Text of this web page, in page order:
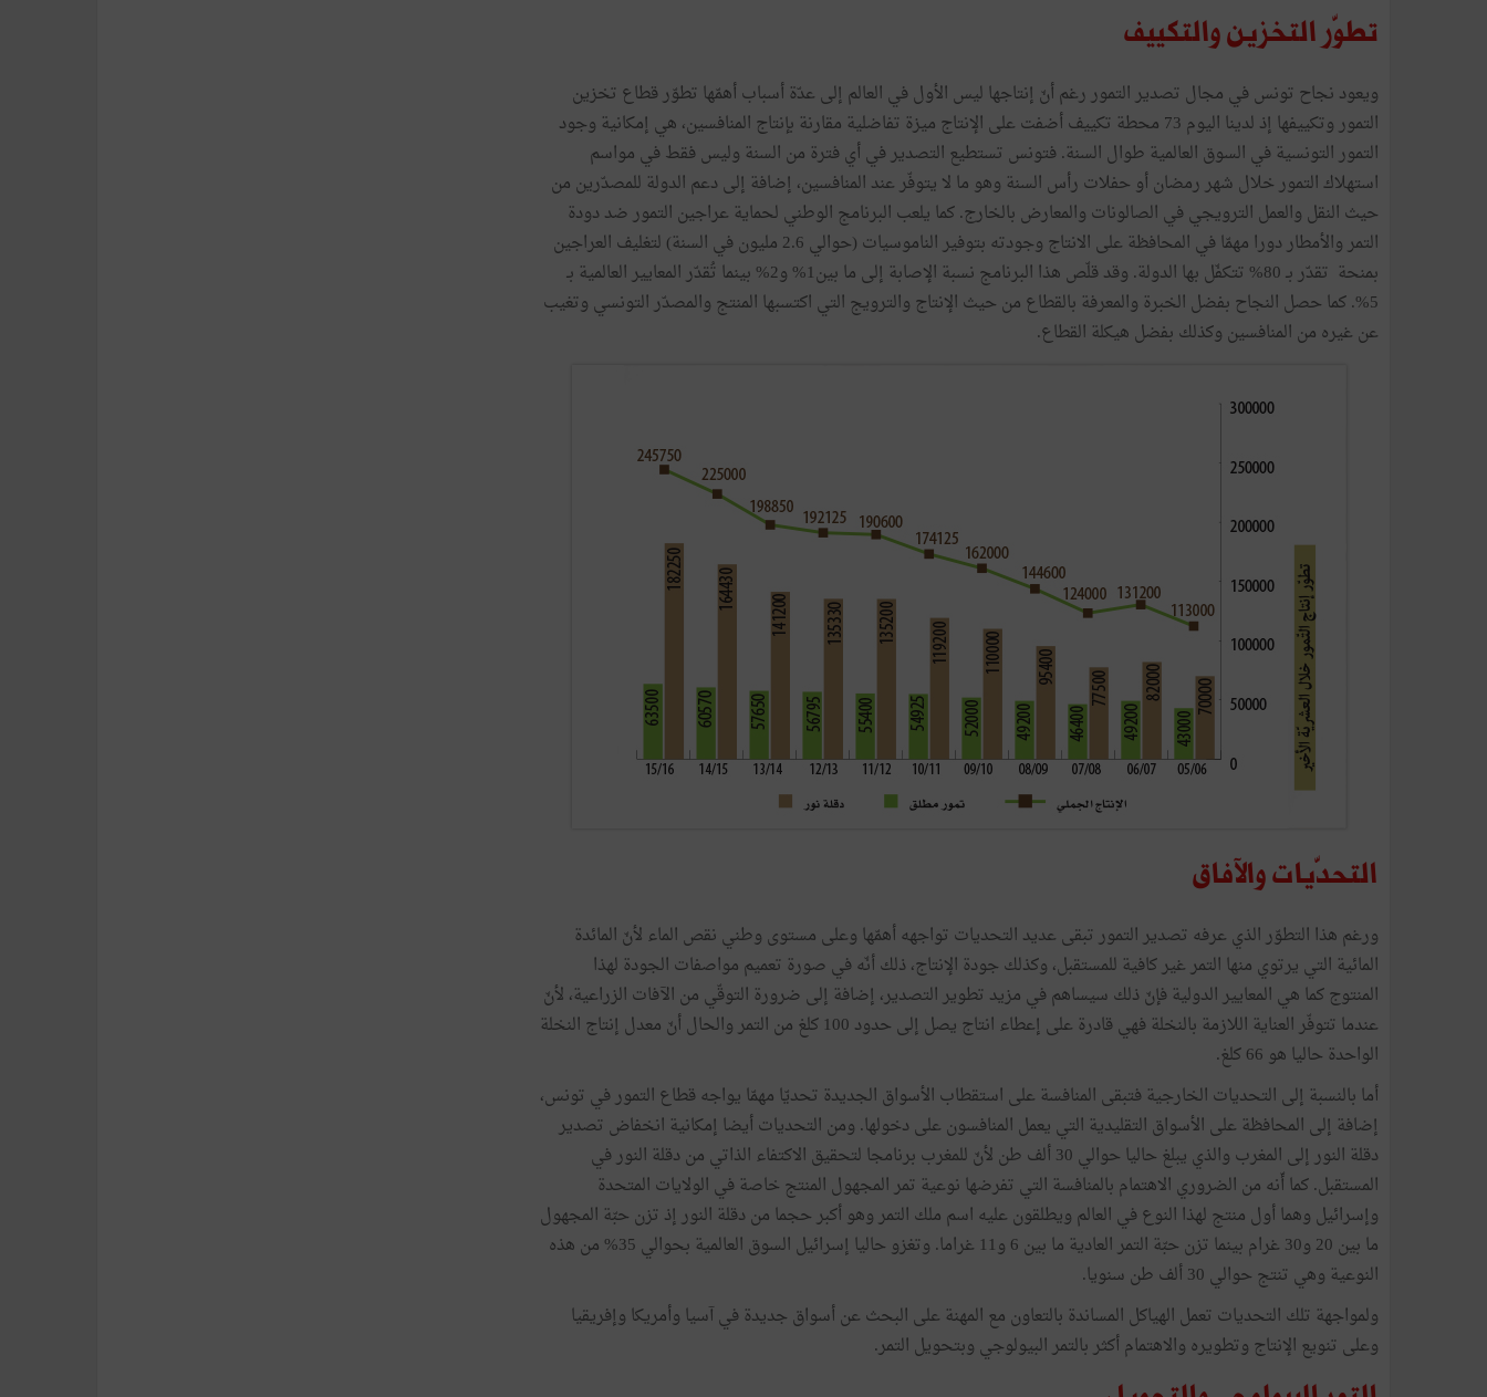
تطوّر التخزين والتكييف
ويعود نجاح تونس في مجال تصديرالتموررغمأنّ إنتاجها ليس الأول في العالم إلى عدّة أسبابأهمّها تطوّرقطاع تخزين
التموروتكييفها إذ لدينا اليوم 73 محطة تكييفأضفت على الإنتاج ميزة تفاضلية مقارنة بإنتاج المنافسين، هي إمكانية وجود
التمورالتونسية في السوق العالمية طوال السنة. فتونس تستطيع التصديرفيأي فترة من السنة وليس فقط في مواسم
استهلاكالتمورخلال شهررمضانأو حفلات رأس السنة وهو ما لا يتوفّرعند المنافسين، إضافة إلىدعم الدولة للمصدّرين من
حيث النقل والعمل الترويجي في الصالونات والمعارض بالخارج.كما يلعب البرنامج الوطني لحماية عراجين التمورضددودة
التمروالأمطاردورا مهمّا في المحافظة على الانتاج وجودته بتوفيرالناموسيات (حوالي 2.6 مليون في السنة) لتغليف العراجين
بمنحة تقدّربـ80
% تتكفّل بها الدولة. وقد قلّص هذا البرنامج نسبة الإصابة إلى ما بين1 % و2 % بينما تُقدّرالمعاييرالعالمية بـ
5
%.كما حصل النجاح بفضل الخبرة والمعرفة بالقطاع من حيث الإنتاج والترويج التي اكتسبها المنتج والمصدّرالتونسي وتغيب
عن غيره من المنافسين وكذلك بفضل هيكلة القطاع.
التحدّيات والآفاق
ورغم هذا التطوّرالذي عرفه تصديرالتمور تبقى عديد التحديات تواجههأهمّها وعلى مستوى وطني نقص الماء لأنّ المائدة
المائية التي يرتوي منها التمرغيركافية للمستقبل، وكذلك جودة الإنتاج،ذلكأنّه في صورة تعميم مواصفات الجودة لهذا
المنتوجكما هي المعاييرالدولية فإنّذلك سيساهم في مزيد تطويرالتصدير، إضافة إلى ضرورة التوقّي من الآفات الزراعية، لأنّ
عندما تتوفّرالعناية اللازمة بالنخلة فهي قادرة على إعطاء انتاج يصل إلى حدود 100 كلغ من التمروالحالأنّ معدل إنتاج النخلة
الواحدة حاليا هو 66كلغ.
أما بالنسبة إلى التحديات الخارجية فتبقى المنافسة على استقطاب الأسواق الجديدة تحديّا مهمّا يواجه قطاع التمورفي تونس،
إضافة إلى المحافظة على الأسواق التقليدية التي يعمل المنافسون علىدخولها. ومن التحدياتأيضا إمكانية انخفاض تصدير
دقلة النورإلى المغرب والذي يبلغ حاليا حوالي 30ألف طن لأنّ للمغرب برنامجا لتحقيق الاكتفاء الذاتي مندقلة النورفي
المستقبل.كماأّنه من الضروري الاهتمام بالمنافسة التي تفرضها نوعية تمرالمجهول المنتج خاصة في الولايات المتحدة
وإسرائيل وهماأول منتج لهذا النوع في العالم ويطلقون عليه اسم ملك التمروهوأكبرحجما مندقلة النورإذ تزن حبّة المجهول
ما بين 20 و30 غرام بينما تزن حبّة التمرالعادية ما بين 6 و11 غراما. وتغزو حاليا إسرائيل السوق العالمية بحوالي 35
% من هذه
النوعية وهي تنتج حوالي 30ألف طن سنويا.
ولمواجهة تلك التحديات تعمل الهياكل المساندة بالتعاون مع المهنة على البحث عنأسواق جديدة فيآسيا وأمريكا وإفريقيا
وعلى تنويع الإنتاج وتطويره والاهتمامأكثربالتمرالبيولوجي وبتحويل التمر.